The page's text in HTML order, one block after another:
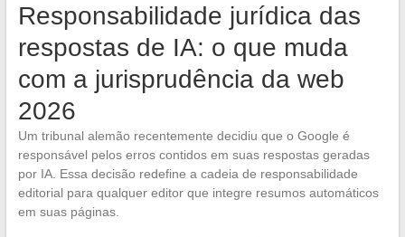
Responsabilidade jurídica das
respostas de IA: o que muda
com a jurisprudência da web
2026
Um tribunal alemão recentemente decidiu que o Google é
responsável pelos erros contidos em suas respostas geradas
por IA. Essa decisão redefine a cadeia de responsabilidade
editorial para qualquer editor que integre resumos automáticos
em suas páginas.